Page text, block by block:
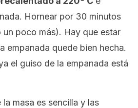
Hornear por 30 minutos
un poco más). Hay que estar
empanada quede bien hecha.
el guiso de la empanada está
masa es sencilla y las